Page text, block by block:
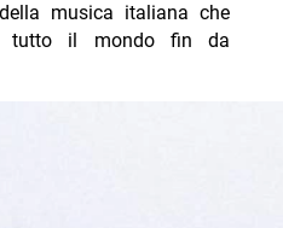
musica italiana che
tutto il mondo fin da